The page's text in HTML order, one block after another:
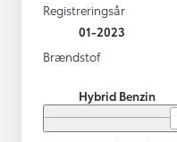
Registreringsår
01-2023
Brændstof
Hybrid Benzin